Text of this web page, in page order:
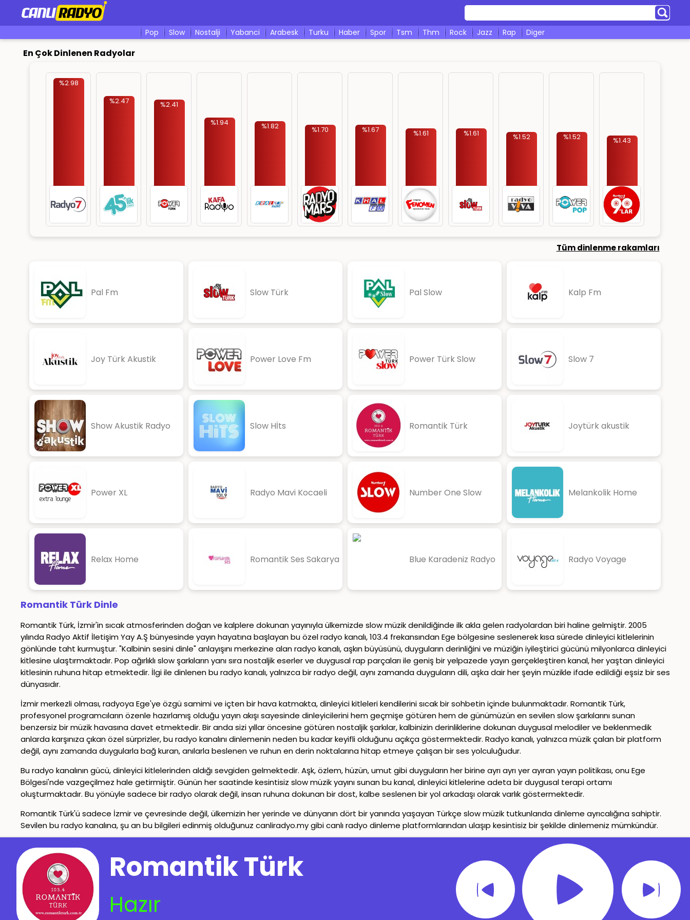
pop slow nostalji yabanci arabesk turku haber spor tsm thm rock jazz rap diger
En Çok Dinlenen Radyolar
%2.98
%2.47
%2.41
%1.94
%1.82 %1.70 %1.67 %1.61 %1.61 %1.52 %1.52 %1.43
Tüm dinlenme rakamları
Pal Fm Slow Türk Pal Slow Kalp Fm
Joy Türk Akustik Power Love Fm Power Türk Slow Slow 7
Show Akustik Radyo Slow Hİts Romantik Türk Joytürk akustik
Power XL Radyo Mavi Kocaeli Number One Slow Melankolik Home
Relax Home Romantik Ses Sakarya Blue Karadeniz Radyo Radyo Voyage
Romantik Türk Dinle
Romantik Türk, İzmir'in sıcak atmosferinden doğan ve kalplere dokunan yayınıyla ülkemizde slow müzik denildiğinde ilk akla gelen radyolardan biri haline gelmiştir. 2005
yılında Radyo Aktif İletişim Yay A.Ş bünyesinde yayın hayatına başlayan bu özel radyo kanalı, 103.4 frekansından Ege bölgesine seslenerek kısa sürede dinleyici kitlelerinin
gönlünde taht kurmuştur. "Kalbinin sesini dinle" anlayışını merkezine alan radyo kanalı, aşkın büyüsünü, duyguların derinliğini ve müziğin iyileştirici gücünü milyonlarca dinleyici
kitlesine ulaştırmaktadır. Pop ağırlıklı slow şarkıların yanı sıra nostaljik eserler ve duygusal rap parçaları ile geniş bir yelpazede yayın gerçekleştiren kanal, her yaştan dinleyici
kitlesinin ruhuna hitap etmektedir. İlgi ile dinlenen bu radyo kanalı, yalnızca bir radyo değil, aynı zamanda duyguların dili, aşka dair her şeyin müzikle ifade edildiği eşsiz bir ses
dünyasıdır.
İzmir merkezli olması, radyoya Ege'ye özgü samimi ve içten bir hava katmakta, dinleyici kitleleri kendilerini sıcak bir sohbetin içinde bulunmaktadır. Romantik Türk,
profesyonel programcıların özenle hazırlamış olduğu yayın akışı sayesinde dinleyicilerini hem geçmişe götüren hem de günümüzün en sevilen slow şarkılarını sunan
benzersiz bir müzik havasına davet etmektedir. Bir anda sizi yıllar öncesine götüren nostaljik şarkılar, kalbinizin derinliklerine dokunan duygusal melodiler ve beklenmedik
anlarda karşınıza çıkan özel sürprizler, bu radyo kanalını dinlemenin neden bu kadar keyifli olduğunu açıkça göstermektedir. Radyo kanalı, yalnızca müzik çalan bir platform
değil, aynı zamanda duygularla bağ kuran, anılarla beslenen ve ruhun en derin noktalarına hitap etmeye çalışan bir ses yolculuğudur.
Bu radyo kanalının gücü, dinleyici kitlelerinden aldığı sevgiden gelmektedir. Aşk, özlem, hüzün, umut gibi duyguların her birine ayrı ayrı yer ayıran yayın politikası, onu Ege
Bölgesi'nde vazgeçilmez hale getirmiştir. Günün her saatinde kesintisiz slow müzik yayını sunan bu kanal, dinleyici kitlelerine adeta bir duygusal terapi ortamı
oluşturmaktadır. Bu yönüyle sadece bir radyo olarak değil, insan ruhuna dokunan bir dost, kalbe seslenen bir yol arkadaşı olarak varlık göstermektedir.
Romantik Türk'ü sadece İzmir ve çevresinde değil, ülkemizin her yerinde ve dünyanın dört bir yanında yaşayan Türkçe slow müzik tutkunlarıda dinleme ayrıcalığına sahiptir.
Sevilen bu radyo kanalına, şu an bu bilgileri edinmiş olduğunuz canliradyo.my gibi canlı radyo dinleme platformlarından ulaşıp kesintisiz bir şekilde dinlemeniz mümkündür.
İletişim Copyright© 2024-2026